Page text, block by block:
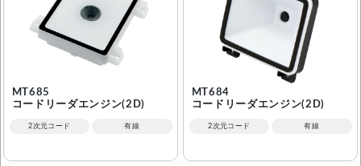
MT685
コードリーダエンジン(2D)
2次元コード 有線
MT684
コードリーダエンジン(2D)
2次元コード 有線